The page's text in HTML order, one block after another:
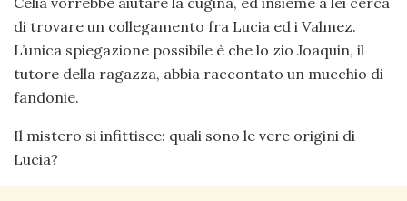
di trovare un collegamento fra Lucia ed i Valmez.
L’unica spiegazione possibile è che lo zio Joaquin, il
tutore della ragazza, abbia raccontato un mucchio di
fandonie.
Il mistero si infittisce: quali sono le vere origini di
Lucia?